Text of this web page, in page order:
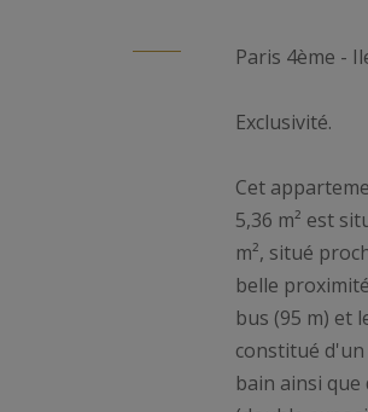
Paris 4ème -
Exclusivité.
Cet
5,36 m² est
m², situé
belle
bus (95 m) et
constitué d'un
bain ainsi